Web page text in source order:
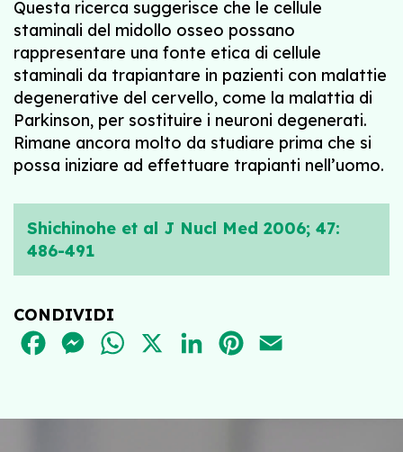
Questa ricerca suggerisce che le cellule
staminali del midollo osseo possano
rappresentare una fonte etica di cellule
staminali da trapiantare in pazienti con malattie
degenerative del cervello, come la malattia di
Parkinson, per sostituire i neuroni degenerati.
Rimane ancora molto da studiare prima che si
possa iniziare ad effettuare trapianti nell’uomo.
Shichinohe et al J Nucl Med 2006; 47:
486-491
CONDIVIDI
FACEBOOKMESSENGER
WHATSAPPLINKEDINPINTEREST